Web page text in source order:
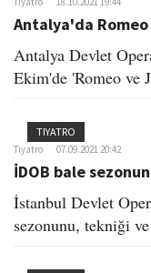
Antalya'da
Antalya Devlet
Ekim'de 'Romeo ve
TIYATRO
Tiyatro 07.09.2021 20:42
İDOB bale
İstanbul Devlet
sezonunu, tekniği